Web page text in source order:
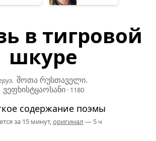
в тигровой
шкуре
შოთა რუსთაველი.
ვეფხისტყაოსანი· 1180
содержание поэмы
за 15 минут, оригинал — 5 ч